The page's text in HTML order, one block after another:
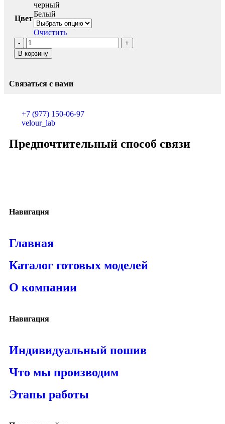
Цвет
черный
Белый
Очистить
В корзину
Связаться с нами
+7 (977) 150-06-97
velour_lab
Предпочтительный способ связи
Навигация
Главная
Каталог готовых моделей
О компании
Навигация
Индивидуальный пошив
Что мы производим
Этапы работы